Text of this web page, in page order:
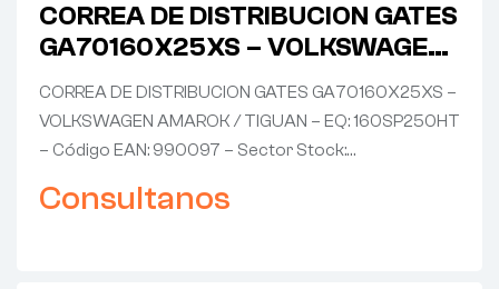
CORREA DE DISTRIBUCION GATES
GA70160X25XS – VOLKSWAGEN
AMAROK / TIGUAN – EQ:
160SP250HT
CORREA DE DISTRIBUCION GATES GA70160X25XS –
VOLKSWAGEN AMAROK / TIGUAN – EQ: 160SP250HT
– Código EAN: 990097 – Sector Stock:…
Consultanos